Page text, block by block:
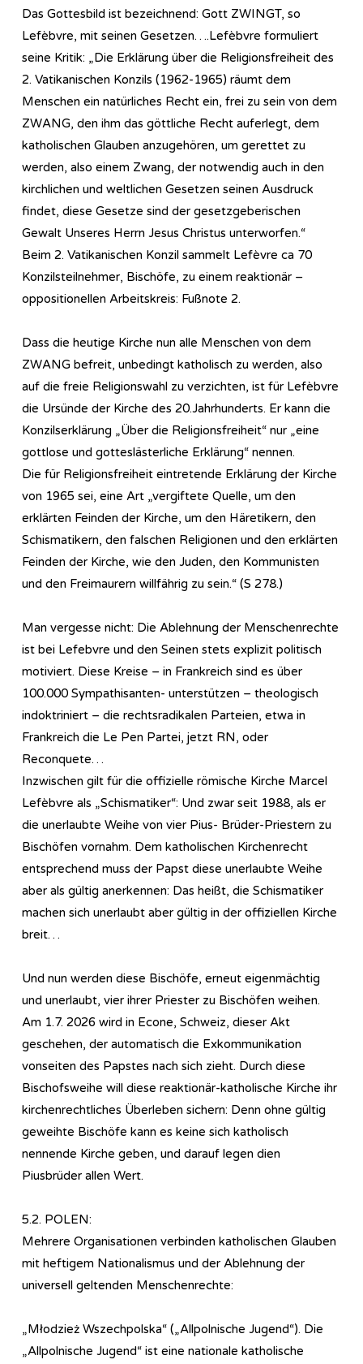
Das Gottesbild ist bezeichnend: Gott ZWINGT, so
Lefèbvre, mit seinen Gesetzen….Lefèbvre formuliert
seine Kritik: „Die Erklärung über die Religionsfreiheit des
2. Vatikanischen Konzils (1962-1965) räumt dem
Menschen ein natürliches Recht ein, frei zu sein von dem
ZWANG, den ihm das göttliche Recht auferlegt, dem
katholischen Glauben anzugehören, um gerettet zu
werden, also einem Zwang, der notwendig auch in den
kirchlichen und weltlichen Gesetzen seinen Ausdruck
findet, diese Gesetze sind der gesetzgeberischen
Gewalt Unseres Herrn Jesus Christus unterworfen.“
Beim 2. Vatikanischen Konzil sammelt Lefèvre ca 70
Konzilsteilnehmer, Bischöfe, zu einem reaktionär –
oppositionellen Arbeitskreis: Fußnote 2.
Dass die heutige Kirche nun alle Menschen von dem
ZWANG befreit, unbedingt katholisch zu werden, also
auf die freie Religionswahl zu verzichten, ist für Lefèbvre
die Ursünde der Kirche des 20.Jahrhunderts. Er kann die
Konzilserklärung „Über die Religionsfreiheit“ nur „eine
gottlose und gotteslästerliche Erklärung“ nennen.
Die für Religionsfreiheit eintretende Erklärung der Kirche
von 1965 sei, eine Art „vergiftete Quelle, um den
erklärten Feinden der Kirche, um den Häretikern, den
Schismatikern, den falschen Religionen und den erklärten
Feinden der Kirche, wie den Juden, den Kommunisten
und den Freimaurern willfährig zu sein.“ (S 278.)
Man vergesse nicht: Die Ablehnung der Menschenrechte
ist bei Lefebvre und den Seinen stets explizit politisch
motiviert. Diese Kreise – in Frankreich sind es über
100.000 Sympathisanten- unterstützen – theologisch
indoktriniert – die rechtsradikalen Parteien, etwa in
Frankreich die Le Pen Partei, jetzt RN, oder
Reconquete…
Inzwischen gilt für die offizielle römische Kirche Marcel
Lefèbvre als „Schismatiker“: Und zwar seit 1988, als er
die unerlaubte Weihe von vier Pius- Brüder-Priestern zu
Bischöfen vornahm. Dem katholischen Kirchenrecht
entsprechend muss der Papst diese unerlaubte Weihe
aber als gültig anerkennen: Das heißt, die Schismatiker
machen sich unerlaubt aber gültig in der offiziellen Kirche
breit…
Und nun werden diese Bischöfe, erneut eigenmächtig
und unerlaubt, vier ihrer Priester zu Bischöfen weihen.
Am 1.7. 2026 wird in Econe, Schweiz, dieser Akt
geschehen, der automatisch die Exkommunikation
vonseiten des Papstes nach sich zieht. Durch diese
Bischofsweihe will diese reaktionär-katholische Kirche ihr
kirchenrechtliches Überleben sichern: Denn ohne gültig
geweihte Bischöfe kann es keine sich katholisch
nennende Kirche geben, und darauf legen dien
Piusbrüder allen Wert.
5.2. POLEN:
Mehrere Organisationen verbinden katholischen Glauben
mit heftigem Nationalismus und der Ablehnung der
universell geltenden Menschenrechte:
„Młodzież Wszechpolska“ („Allpolnische Jugend“). Die
„Allpolnische Jugend“ ist eine nationale katholische